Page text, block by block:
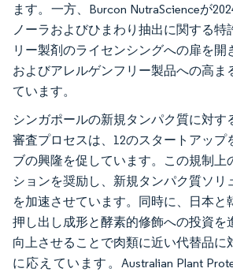
ます。一方、Burcon NutraScienceが
ノーラおよびひまわり抽出に関する特
リー製剤のライセンシングへの扉を開
およびアレルゲンフリー製品への高ま
ています。
シンガポールの新規タンパク質に対す
審査プロセスは、12のスタートアップ
ブの興隆を促しています。この規制上
ションを奨励し、新規タンパク質ソリ
を加速させています。同時に、日本と
押し出し成形と酵素的修飾への投資を
向上させることで肉類に近い代替品に
に応えています。Australian Plant